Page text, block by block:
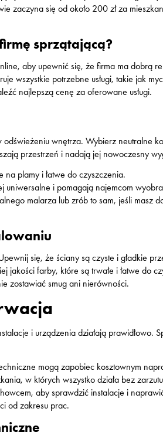
zaczyna się od około 200 zł za
sprzątającą?
aby upewnić się, że firma ma dobrą
wszystkie potrzebne usługi, takie jak
najlepszą cenę za oferowane usługi.
wnętrza. Wybierz neutralne
przestrzeń i nadają jej nowoczesny
plamy i łatwe do czyszczenia.
uniwersalne i pomagają najemcom
malarza lub zrób to sam, jeśli masz
się, że ściany są czyste i gładkie
jakości farby, które są trwałe i łatwe do
zostawiać smug ani nierówności.
i urządzenia działają prawidłowo.
mogą zapobiec kosztownym
w których wszystko działa bez
aby sprawdzić instalacje i
od zakresu prac.